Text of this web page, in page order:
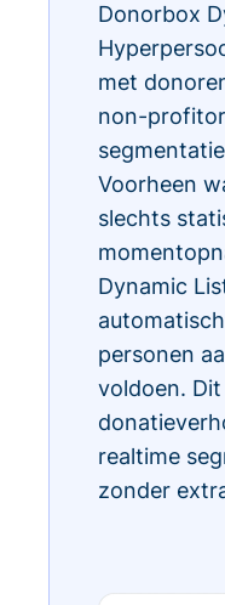
Donorbox
met
non-
Voorheen
slechts
Dynamic
personen
voldoen.
realtime
zonder